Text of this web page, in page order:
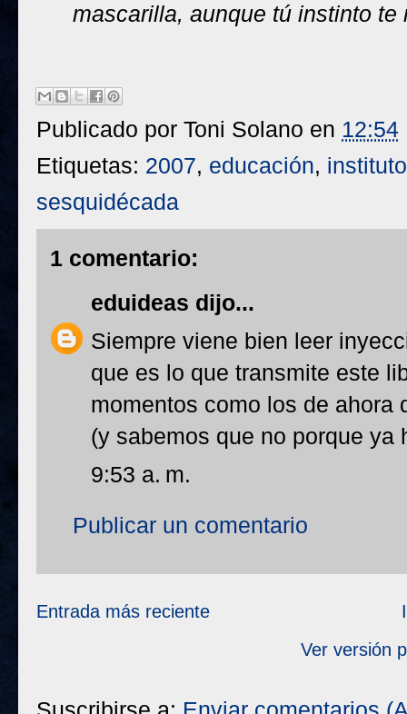
mascarilla, aunque tú instinto
Publicado por Toni Solano en 12:54
Etiquetas: 2007, educación, instituto
sesquidécada
1 comentario:
eduideas dijo...
Siempre viene bien leer
que es lo que transmite este
momentos como los de ahora
(y sabemos que no porque ya
9:53 a. m.
Publicar un comentario
Entrada más reciente
Ver versión